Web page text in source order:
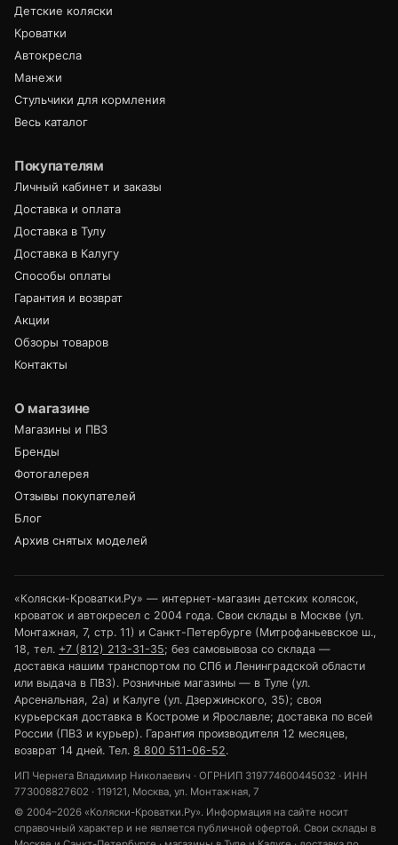
Детские коляски
Кроватки
Автокресла
Манежи
Стульчики для кормления
Весь каталог
Покупателям
Личный кабинет и заказы
Доставка и оплата
Доставка в Тулу
Доставка в Калугу
Способы оплаты
Гарантия и возврат
Акции
Обзоры товаров
Контакты
О магазине
Магазины и ПВЗ
Бренды
Фотогалерея
Отзывы покупателей
Блог
Архив снятых моделей
«Коляски-Кроватки.Ру» — интернет-магазин детских колясок,
кроваток и автокресел с 2004 года. Свои склады в Москве (ул.
Монтажная, 7, стр. 11) и Санкт-Петербурге (Митрофаньевское ш.,
18, тел. +7 (812) 213-31-35; без самовывоза со склада —
доставка нашим транспортом по СПб и Ленинградской области
или выдача в ПВЗ). Розничные магазины — в Туле (ул.
Арсенальная, 2а) и Калуге (ул. Дзержинского, 35); своя
курьерская доставка в Костроме и Ярославле; доставка по всей
России (ПВЗ и курьер). Гарантия производителя 12 месяцев,
возврат 14 дней. Тел. 8 800 511-06-52.
ИП Чернега Владимир Николаевич · ОГРНИП 319774600445032 · ИНН
773008827602 · 119121, Москва, ул. Монтажная, 7
© 2004–2026 «Коляски-Кроватки.Ру». Информация на сайте носит
справочный характер и не является публичной офертой. Свои склады в